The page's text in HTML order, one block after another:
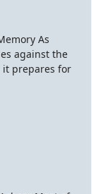
As
against the
it prepares for